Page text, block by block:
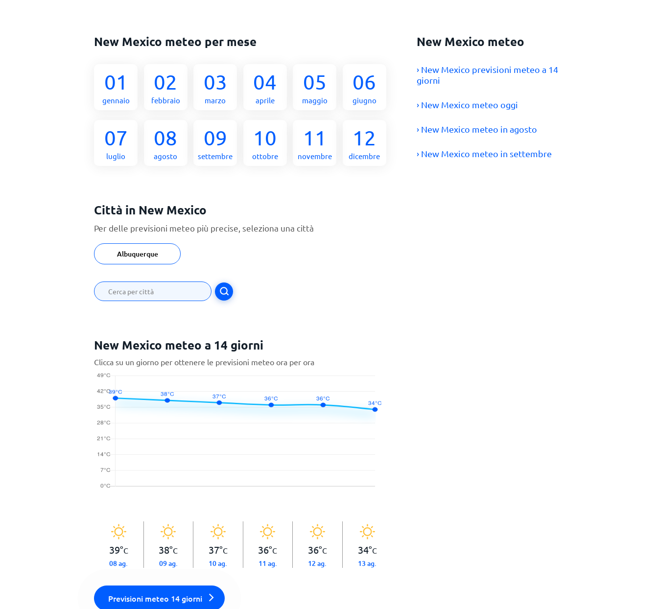
New Mexico meteo per mese
01
gennaio
02
febbraio
03
marzo
04
aprile
05
maggio
06
giugno
07
luglio
08
agosto
09
settembre
10
ottobre
11
novembre
12
dicembre
New Mexico meteo
› New Mexico previsioni meteo a 14
giorni
› New Mexico meteo oggi
› New Mexico meteo in agosto
› New Mexico meteo in settembre
Città in New Mexico
Per delle previsioni meteo più precise, seleziona una città
Albuquerque
New Mexico meteo a 14 giorni
Clicca su un giorno per ottenere le previsioni meteo ora per ora
39°C
08 ag.
38°C
09 ag.
37°C
10 ag.
36°C
11 ag.
36°C
12 ag.
34°C
13 ag.
Previsioni meteo 14 giorni